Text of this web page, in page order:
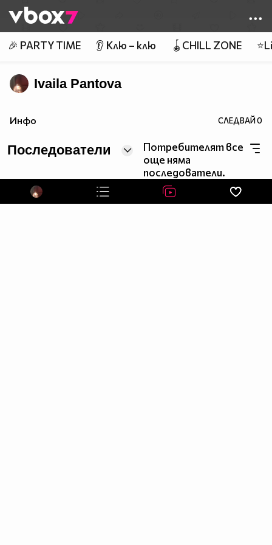
👾
🎉 PARTY TIME 👂 Клю – клю 🪀CHILL ZONE
Ivaila Pantova
Инфо СЛЕДВАЙ0
Последователи
Потребителят все
още няма
последователи.